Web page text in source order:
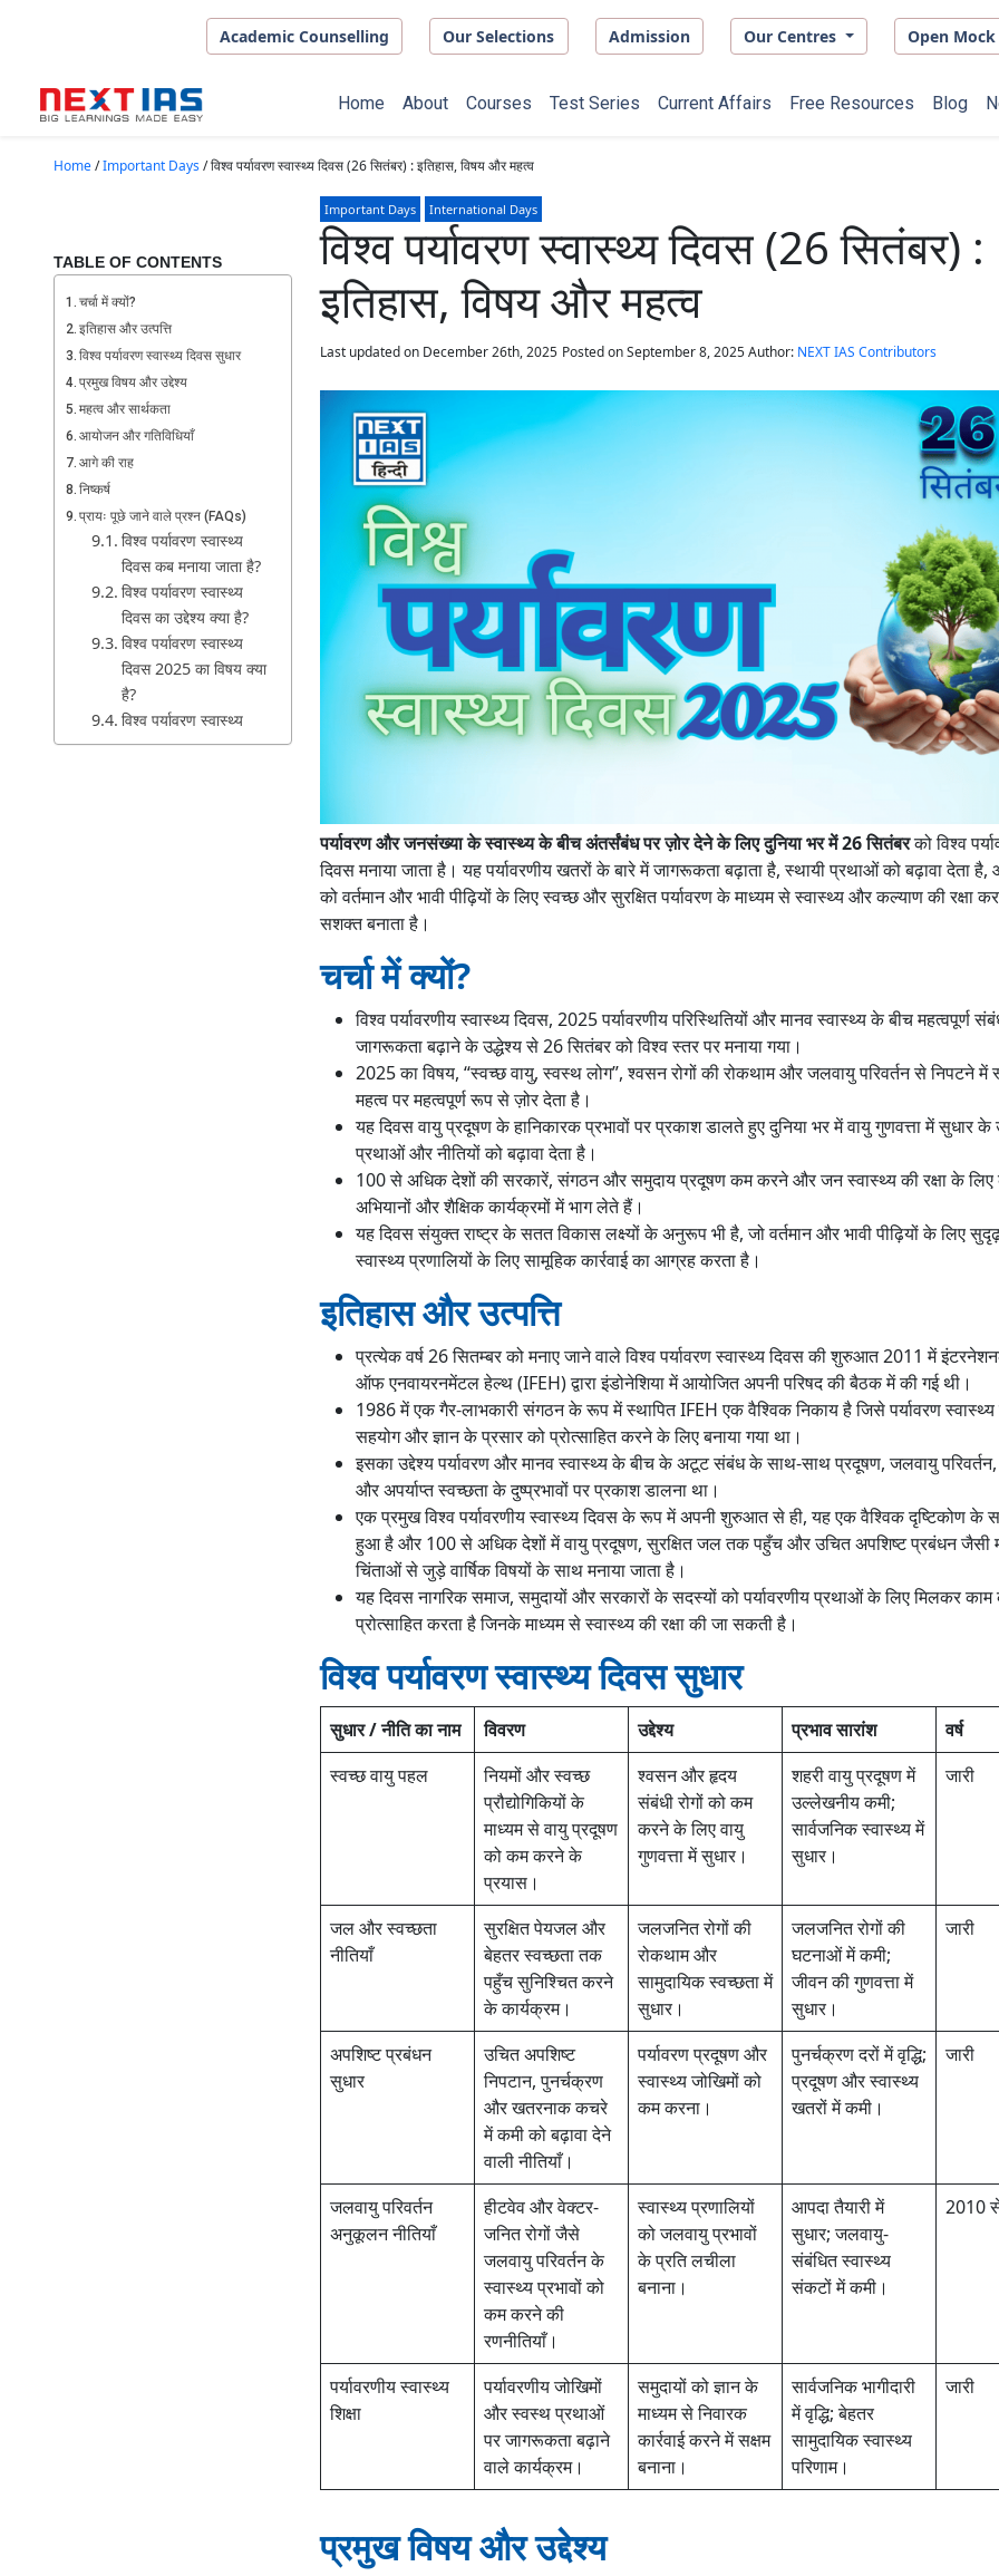
Academic Counselling Our Selections Admission Our Centres Open
Home About Courses Test Series Current Affairs Free Resources Blog
Home/Important Days/विश्व पर्यावरण स्वास्थ्य दिवस (26 सितंबर) : इतिहास, विषय और महत्व
TABLE OF CONTENTS
चर्चा में क्यों?
इतिहास और उत्पत्ति
विश्व पर्यावरण स्वास्थ्य दिवस सुधार
प्रमुख विषय और उद्देश्य
महत्व और सार्थकता
आयोजन और गतिविधियाँ
आगे की राह
निष्कर्ष
प्रायः पूछे जाने वाले प्रश्न (FAQs)
विश्व पर्यावरण स्वास्थ्य
दिवस कब मनाया जाता है?
विश्व पर्यावरण स्वास्थ्य
दिवस का उद्देश्य क्या है?
विश्व पर्यावरण स्वास्थ्य
दिवस 2025 का विषय क्या
है?
विश्व पर्यावरण स्वास्थ्य
दिवस का क्या महत्व है?
Important Days International Days
विश्व पर्यावरण स्वास्थ्य दिवस (26 सितंबर) :
इतिहास, विषय और महत्व
Last updated on December 26th, 2025 Posted onSeptember 8, 2025 Author: NEXT IAS Contributors
पर्यावरण और जनसंख्या के स्वास्थ्य के बीच अंतर्संबंध पर ज़ोर देने के लिए दुनिया भर में 26 सितंबरको विश्व
दिवस मनाया जाता है। यह पर्यावरणीय खतरों के बारे में जागरूकता बढ़ाता है, स्थायी प्रथाओं को बढ़ावा देता है,
को वर्तमान और भावी पीढ़ियों के लिए स्वच्छ और सुरक्षित पर्यावरण के माध्यम से स्वास्थ्य और कल्याण की रक्षा
सशक्त बनाता है।
चर्चा में क्यों?
विश्व पर्यावरणीय स्वास्थ्य दिवस, 2025 पर्यावरणीय परिस्थितियों और मानव स्वास्थ्य के बीच महत्वपूर्ण
जागरूकता बढ़ाने के उद्धेश्य से 26 सितंबर को विश्व स्तर पर मनाया गया।
2025 का विषय, “स्वच्छ वायु, स्वस्थ लोग”, श्वसन रोगों की रोकथाम और जलवायु परिवर्तन से निपटने में
महत्व पर महत्वपूर्ण रूप से ज़ोर देता है।
यह दिवस वायु प्रदूषण के हानिकारक प्रभावों पर प्रकाश डालते हुए दुनिया भर में वायु गुणवत्ता में सुधार
प्रथाओं और नीतियों को बढ़ावा देता है।
100 से अधिक देशों की सरकारें, संगठन और समुदाय प्रदूषण कम करने और जन स्वास्थ्य की रक्षा के लिए
अभियानों और शैक्षिक कार्यक्रमों में भाग लेते हैं।
यह दिवस संयुक्त राष्ट्र के सतत विकास लक्ष्यों के अनुरूप भी है, जो वर्तमान और भावी पीढ़ियों के लिए सुदृढ़
स्वास्थ्य प्रणालियों के लिए सामूहिक कार्रवाई का आग्रह करता है।
इतिहास और उत्पत्ति
प्रत्येक वर्ष 26 सितम्बर को मनाए जाने वाले विश्व पर्यावरण स्वास्थ्य दिवस की शुरुआत 2011 में
ऑफ एनवायरनमेंटल हेल्थ (IFEH) द्वारा इंडोनेशिया में आयोजित अपनी परिषद की बैठक में की गई थी।
1986 में एक गैर-लाभकारी संगठन के रूप में स्थापित IFEH एक वैश्विक निकाय है जिसे पर्यावरण
सहयोग और ज्ञान के प्रसार को प्रोत्साहित करने के लिए बनाया गया था।
इसका उद्देश्य पर्यावरण और मानव स्वास्थ्य के बीच के अटूट संबंध के साथ-साथ प्रदूषण, जलवायु
और अपर्याप्त स्वच्छता के दुष्प्रभावों पर प्रकाश डालना था।
एक प्रमुख विश्व पर्यावरणीय स्वास्थ्य दिवस के रूप में अपनी शुरुआत से ही, यह एक वैश्विक दृष्टिकोण के
हुआ है और 100 से अधिक देशों में वायु प्रदूषण, सुरक्षित जल तक पहुँच और उचित अपशिष्ट प्रबंधन जैसी
चिंताओं से जुड़े वार्षिक विषयों के साथ मनाया जाता है।
यह दिवस नागरिक समाज, समुदायों और सरकारों के सदस्यों को पर्यावरणीय प्रथाओं के लिए मिलकर
प्रोत्साहित करता है जिनके माध्यम से स्वास्थ्य की रक्षा की जा सकती है।
विश्व पर्यावरण स्वास्थ्य दिवस सुधार
सुधार / नीति का नाम विवरण उद्देश्य प्रभाव सारांश
वर्ष
स्वच्छ वायु पहल
नियमों और स्वच्छ
प्रौद्योगिकियों के
माध्यम से वायु प्रदूषण
को कम करने के
प्रयास।
श्वसन और हृदय
संबंधी रोगों को कम
करने के लिए वायु
गुणवत्ता में सुधार।
शहरी वायु प्रदूषण में
उल्लेखनीय कमी;
सार्वजनिक स्वास्थ्य में
सुधार।
जारी
जल और स्वच्छता
नीतियाँ
सुरक्षित पेयजल और
बेहतर स्वच्छता तक
पहुँच सुनिश्चित करने
के कार्यक्रम।
जलजनित रोगों की
रोकथाम और
सामुदायिक स्वच्छता में
सुधार।
जलजनित रोगों की
घटनाओं में कमी;
जीवन की गुणवत्ता में
सुधार।
जारी
अपशिष्ट प्रबंधन
सुधार
उचित अपशिष्ट
निपटान, पुनर्चक्रण
और खतरनाक कचरे
में कमी को बढ़ावा देने
वाली नीतियाँ।
पर्यावरण प्रदूषण और
स्वास्थ्य जोखिमों को
कम करना।
पुनर्चक्रण दरों में वृद्धि;
प्रदूषण और स्वास्थ्य
खतरों में कमी।
जारी
जलवायु परिवर्तन
अनुकूलन नीतियाँ
हीटवेव और वेक्टर-
जनित रोगों जैसे
जलवायु परिवर्तन के
स्वास्थ्य प्रभावों को
कम करने की
रणनीतियाँ।
स्वास्थ्य प्रणालियों
को जलवायु प्रभावों
के प्रति लचीला
बनाना।
आपदा तैयारी में
सुधार; जलवायु-
संबंधित स्वास्थ्य
संकटों में कमी।
2010
पर्यावरणीय स्वास्थ्य
शिक्षा
पर्यावरणीय जोखिमों
और स्वस्थ प्रथाओं
पर जागरूकता बढ़ाने
वाले कार्यक्रम।
समुदायों को ज्ञान के
माध्यम से निवारक
कार्रवाई करने में सक्षम
बनाना।
सार्वजनिक भागीदारी
में वृद्धि; बेहतर
सामुदायिक स्वास्थ्य
परिणाम।
जारी
प्रमुख विषय और उद्देश्य